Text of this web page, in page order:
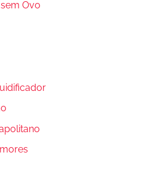
Ovo